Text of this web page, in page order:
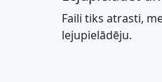
Faili tiks atrasti,
lejupielādēju.